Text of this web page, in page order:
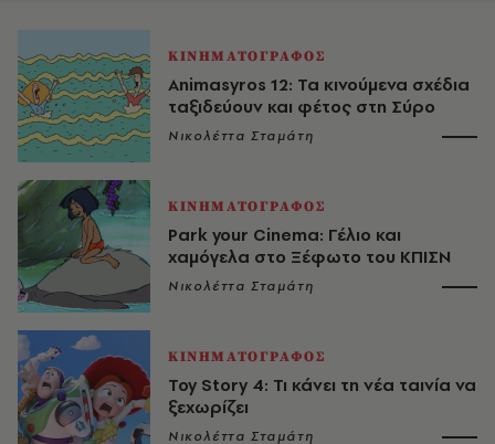
ΚΙΝΗΜΑΤΟΓΡΑΦΟΣ
Animasyros 12: Τα κινούμενα σχέδια
ταξιδεύουν και φέτος στη Σύρο
Νικολέττα Σταμάτη
ΚΙΝΗΜΑΤΟΓΡΑΦΟΣ
Park your Cinema: Γέλιο και
χαμόγελα στο Ξέφωτο του ΚΠΙΣΝ
Νικολέττα Σταμάτη
ΚΙΝΗΜΑΤΟΓΡΑΦΟΣ
Toy Story 4: Τι κάνει τη νέα ταινία να
ξεχωρίζει
Νικολέττα Σταμάτη